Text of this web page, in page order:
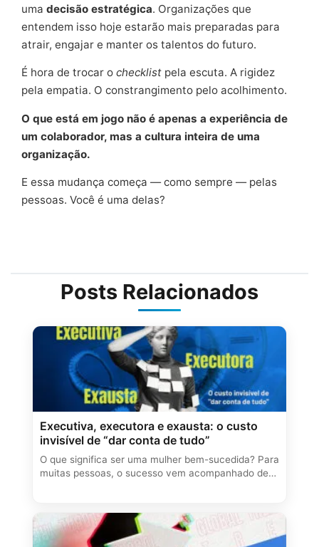
uma decisão estratégica. Organizações que
entendem isso hoje estarão mais preparadas para
atrair, engajar e manter os talentos do futuro.
É hora de trocar o checklist pela escuta. A rigidez
pela empatia. O constrangimento pelo acolhimento.
O que está em jogo não é apenas a experiência de
um colaborador, mas a cultura inteira de uma
organização.
E essa mudança começa — como sempre — pelas
pessoas. Você é uma delas?
Posts Relacionados
Executiva, executora e exausta: o custo
invisível de “dar conta de tudo”
O que significa ser uma mulher bem-sucedida? Para
muitas pessoas, o sucesso vem acompanhado de…